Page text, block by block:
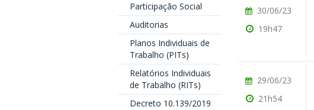
Participação Social
Auditorias
Planos Individuais de
Trabalho (PITs)
Relatórios Individuais
de Trabalho (RITs)
Decreto 10.139/2019
30/06/23
19h47
29/06/23
21h54